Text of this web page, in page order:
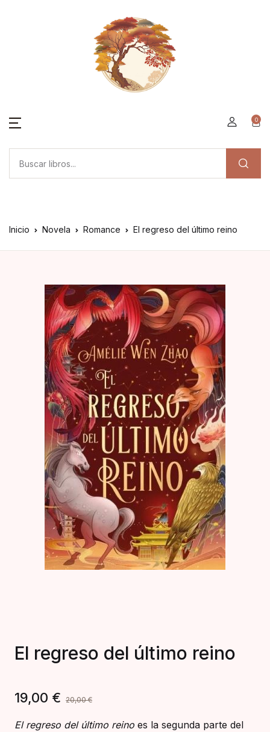
0
Inicio Novela Romance El regreso del último reino
El regreso del último reino
19,00 € 20,00€
El regreso del último reino es la segunda parte del